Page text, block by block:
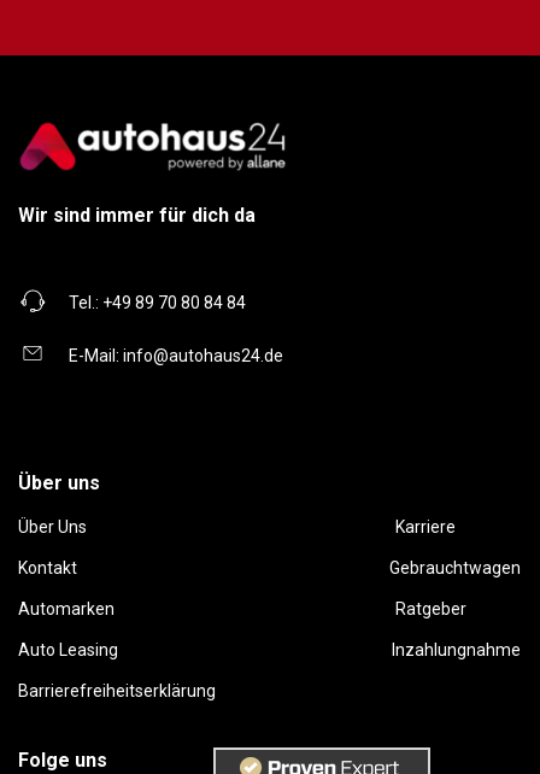
Wir sind immer für dich da
Tel.: +49 89 70 80 84 84
E-Mail: info@autohaus24.de
Über uns
Über Uns Karriere
Kontakt Gebrauchtwagen
Automarken Ratgeber
Auto Leasing Inzahlungnahme
Barrierefreiheitserklärung
Folge uns